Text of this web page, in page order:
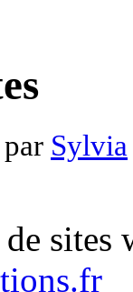
Sylvia
sites